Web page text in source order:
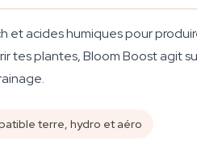
et acides humiques pour
tes plantes, Bloom Boost agit
terre, hydro et aéro